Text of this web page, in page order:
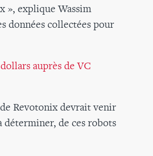
», explique Wassim
données collectées pour
auprès de VC
Revotonix devrait venir
déterminer, de ces robots